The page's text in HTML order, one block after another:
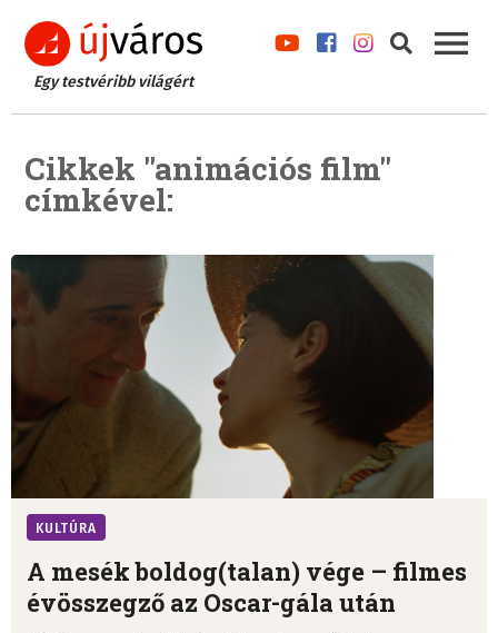
Egy testvéribb világért
Cikkek "animációs film"
címkével:
KULTÚRA
A mesék boldog(talan) vége – filmes
évösszegző az Oscar-gála után